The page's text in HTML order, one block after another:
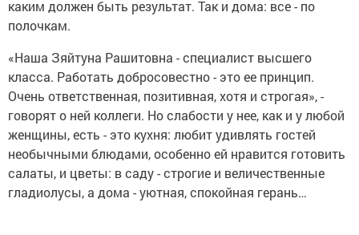
каким должен быть результат. Так и дома: все - по
полочкам.
«Наша Зяйтуна Рашитовна - специалист высшего
класса. Работать добросовестно - это ее принцип.
Очень ответственная, позитивная, хотя и строгая», -
говорят о ней коллеги. Но слабости у нее, как и у любой
женщины, есть - это кухня: любит удивлять гостей
необычными блюдами, особенно ей нравится готовить
салаты, и цветы: в саду - строгие и величественные
гладиолусы, а дома - уютная, спокойная герань…